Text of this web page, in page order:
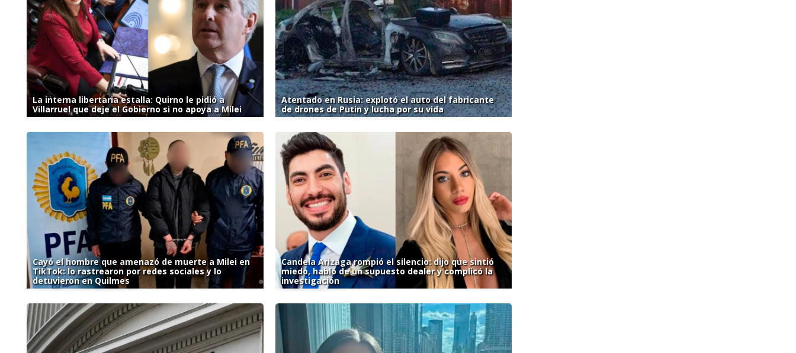
La interna libertaria estalla: Quirno le pidió a
Villarruel que deje el Gobierno si no apoya a Milei
Atentado en Rusia: explotó el auto del fabricante
de drones de Putin y lucha por su vida
Cayó el hombre que amenazó de muerte a Milei en
TikTok: lo rastrearon por redes sociales y lo
detuvieron en Quilmes
Candela Arizaga rompió el silencio: dijo que sintió
miedo, habló de un supuesto dealer y complicó la
investigación